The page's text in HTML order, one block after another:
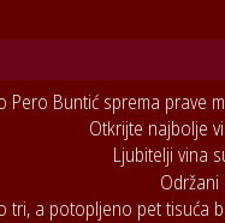
Pero Buntić sprema prave
Otkrijte najbolje
Ljubitelji vina
tri, a potopljeno pet tisuća